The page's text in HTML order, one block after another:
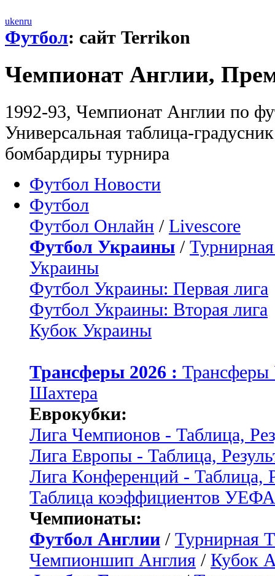
ukenru
Футбол: сайт Terrikon
Чемпионат Англии,
1992-93, Чемпионат Англии по
Универсальная таблица-
бомбардиры турнира
Футбол Новости
Футбол
Футбол Онлайн / Livescore
Футбол Украины /
Украины
Футбол Украины: Первая лига
Футбол Украины: Вторая лига
Кубок Украины
Трансферы 2026 :
Шахтера
Еврокубки:
Лига Чемпионов - Таблица,
Лига Европы - Таблица,
Лига Конференций - Таблица,
Таблица коэффициентов УЕФА
Чемпионаты:
Футбол Англии / Турнирная
Чемпионшип Англия / Кубок